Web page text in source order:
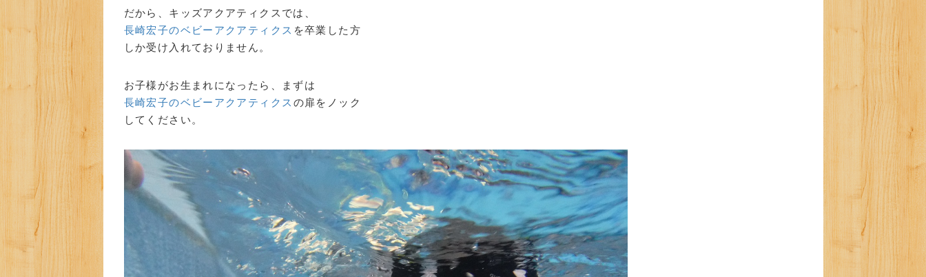
だから、キッズアクアティクスでは、
長崎宏子のベビーアクアティクス を卒業した方
しか受け入れておりません。
お子様がお生まれになったら、まずは
長崎宏子のベビーアクアティクス の扉をノック
してください。